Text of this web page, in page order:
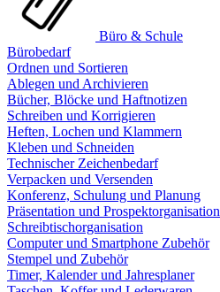
Büro & Schule
Bürobedarf
Ordnen und Sortieren
Ablegen und Archivieren
Bücher, Blöcke und Haftnotizen
Schreiben und Korrigieren
Heften, Lochen und Klammern
Kleben und Schneiden
Technischer Zeichenbedarf
Verpacken und Versenden
Konferenz, Schulung und Planung
Präsentation und Prospektorganisation
Schreibtischorganisation
Computer und Smartphone Zubehör
Stempel und Zubehör
Timer, Kalender und Jahresplaner